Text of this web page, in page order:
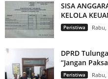
SISA
KELOLA
Peristiwa Rabu,
DPRD
“Jangan
Peristiwa Rabu,